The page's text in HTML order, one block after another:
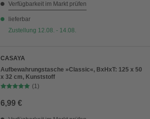
Verfügbarkeit im Markt prüfen
lieferbar
Zustellung 12.08. - 14.08.
CASAYA
Aufbewahrungstasche »Classic«, BxHxT: 125 x 50
x 32 cm, Kunststoff
(1)
6,99 €